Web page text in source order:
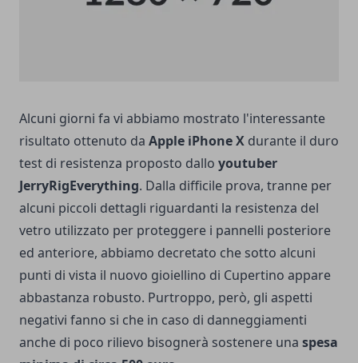
Alcuni giorni fa vi abbiamo mostrato l'interessante
risultato ottenuto da Apple iPhone X durante il duro
test di resistenza proposto dallo youtuber
JerryRigEverything. Dalla difficile prova, tranne per
alcuni piccoli dettagli riguardanti la resistenza del
vetro utilizzato per proteggere i pannelli posteriore
ed anteriore, abbiamo decretato che sotto alcuni
punti di vista il nuovo gioiellino di Cupertino appare
abbastanza robusto. Purtroppo, però, gli aspetti
negativi fanno si che in caso di danneggiamenti
anche di poco rilievo bisognerà sostenere una spesa